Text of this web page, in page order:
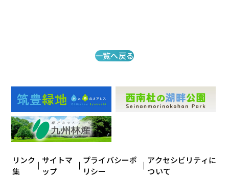
一覧へ戻る
リンク
集
サイトマ
ップ
プライバシーポ
リシー
アクセシビリティに
ついて